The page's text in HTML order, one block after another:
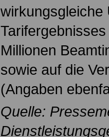
wirkungsgleiche
Millionen
sowie auf die
(Angaben
Quelle: